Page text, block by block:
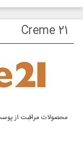
Creme 21
محصولات مراقبت از